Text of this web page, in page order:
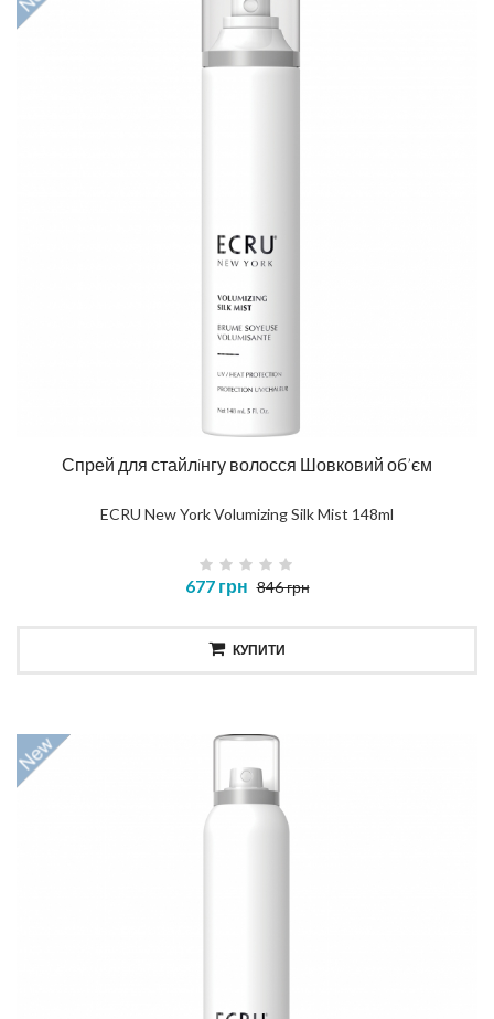
Спрей для стайлiнгу волосся Шовковий об’єм
ECRU New York Volumizing Silk Mist 148ml
677 грн 846 грн
КУПИТИ